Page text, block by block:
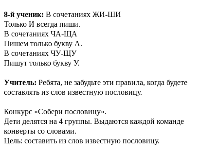
8-й ученик: В сочетаниях ЖИ-ШИ
Только И всегда пиши.
В сочетаниях ЧА-ЩА
Пишем только букву А.
В сочетаниях ЧУ-ЩУ
Пишут только букву У.
Учитель: Ребята, не забудьте эти правила, когда будете
составлять из слов известную пословицу.
Конкурс «Собери пословицу».
Дети делятся на 4 группы. Выдаются каждой команде
конверты со словами.
Цель: составить из слов известную пословицу.